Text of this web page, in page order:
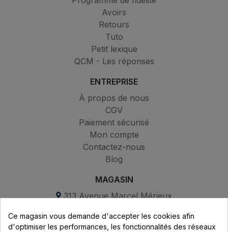
Avoirs
Retours
Tuto
Petit lexique
QCM - Les réponses
ENTREPRISE
À propos de nous
CGV
Paiement sécurisé
Mon compte
Contactez-nous
Blog
MAGASIN
313 Avenue Marcel Mérieux
69530 Brignais
Ce magasin vous demande d'accepter les cookies afin
d'optimiser les performances, les fonctionnalités des réseaux